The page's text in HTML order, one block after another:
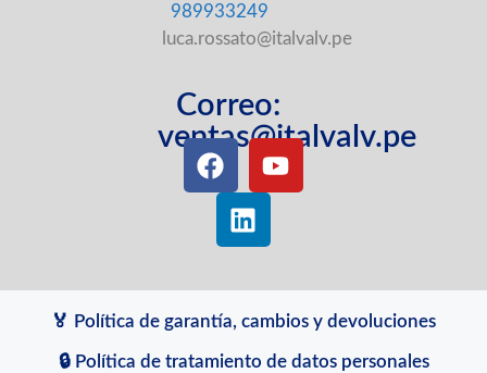
989933249
luca.rossato@italvalv.pe
Correo:
ventas@italvalv.pe
🏅 Política de garantía, cambios y devoluciones
🔒 Política de tratamiento de datos personales